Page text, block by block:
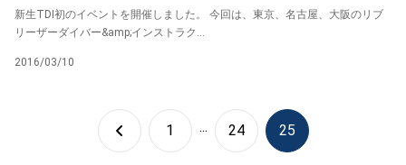
新生TDI初のイベントを開催しました。 今回は、東京、名古屋、大阪のリブ
リーザーダイバー&amp;インストラク...
2016/03/10
1 ... 24 25